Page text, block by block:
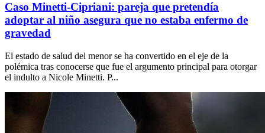
Caso Minetti-Cipriani: pareja que pretendía
adoptar al niño asegura que no estaba enfermo de
gravedad
El estado de salud del menor se ha convertido en el eje de la
polémica tras conocerse que fue el argumento principal para otorgar
el indulto a Nicole Minetti. P...